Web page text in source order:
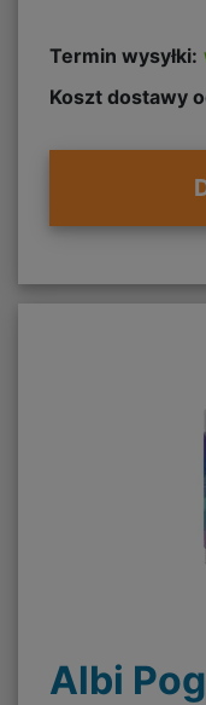
Termin wysyłki:
Koszt dostawy
Albi